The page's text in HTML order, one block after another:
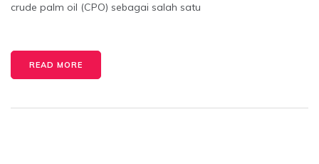
crude palm oil (CPO) sebagai salah satu
READ MORE